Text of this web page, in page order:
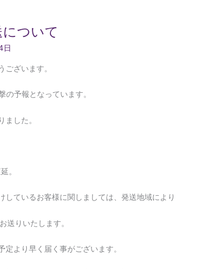
ついて
日
ざいます。
予報となっています。
した。
。
ているお客様に関しましては、発送地域により
送りいたします。
より早く届く事がございます。